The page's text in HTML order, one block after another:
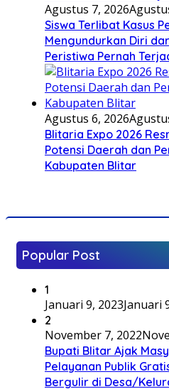
Agustus 7, 2026
Siswa Terlibat Kasus
Mengundurkan Diri
Peristiwa Pernah
Agustus 6, 2026
Blitaria Expo 2026
Potensi Daerah dan
Kabupaten Blitar
Popular Post
1
Januari 9, 2023Januari
2
November 7, 2022
Bupati Blitar Ajak
Pelayanan Publik
Bergulir di Desa/